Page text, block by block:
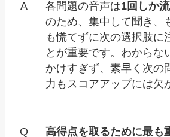
各問題の音声は1回しか
のため、集中して聞き、
も慌てずに次の選択肢に
とが重要です。わからな
かけすぎず、素早く次の
力もスコアアップには欠
高得点を取るために最も